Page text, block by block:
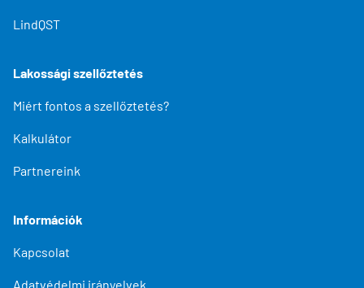
LindQST
Lakossági szellőztetés
Miért fontos a szellőztetés?
Kalkulátor
Partnereink
Információk
Kapcsolat
Adatvédelmi irányelvek